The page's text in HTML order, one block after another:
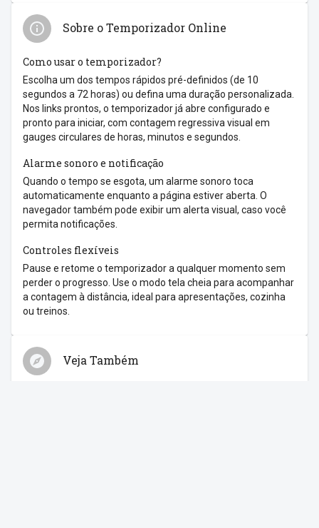
Sobre o Temporizador Online
Como usar o temporizador?
Escolha um dos tempos rápidos pré-definidos (de 10
segundos a 72 horas) ou defina uma duração personalizada.
Nos links prontos, o temporizador já abre configurado e
pronto para iniciar, com contagem regressiva visual em
gauges circulares de horas, minutos e segundos.
Alarme sonoro e notificação
Quando o tempo se esgota, um alarme sonoro toca
automaticamente enquanto a página estiver aberta. O
navegador também pode exibir um alerta visual, caso você
permita notificações.
Controles flexíveis
Pause e retome o temporizador a qualquer momento sem
perder o progresso. Use o modo tela cheia para acompanhar
a contagem à distância, ideal para apresentações, cozinha
ou treinos.
Veja Também